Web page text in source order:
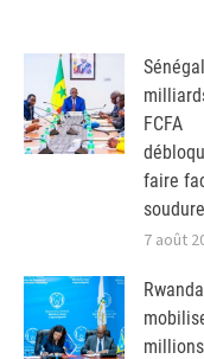
FCFA
faire
soudure
7 août
Rwanda